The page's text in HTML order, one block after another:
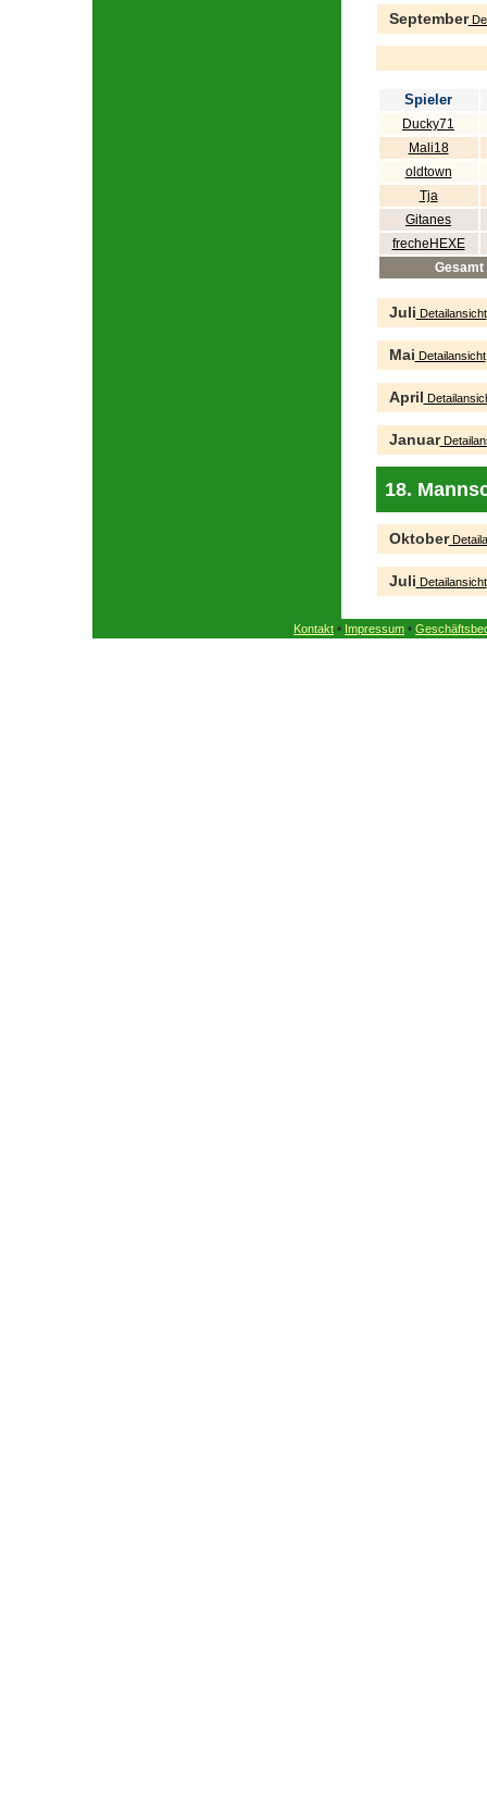
September
Spieler
Ducky71
Mali18
oldtown
Tja
Gitanes
frecheHEXE
Gesamt
Juli Detailansicht
Mai Detailansicht
April
Januar
18.
Oktober
Juli Detailansicht
Kontakt • Impressum •